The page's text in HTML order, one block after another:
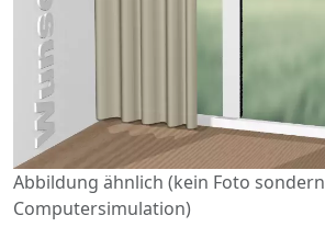
Abbildung ähnlich (kein Foto sondern
Computersimulation)